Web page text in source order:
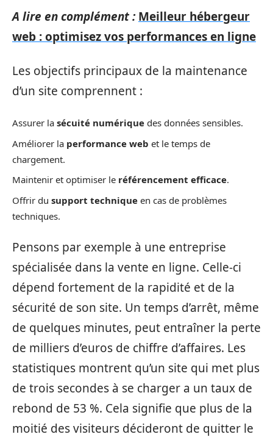
A lire en complément : Meilleur hébergeur
web : optimisez vos performances en ligne
Les objectifs principaux de la maintenance
d’un site comprennent :
Assurer la sécuité numérique des données sensibles.
Améliorer la performance web et le temps de
chargement.
Maintenir et optimiser le référencement efficace.
Offrir du support technique en cas de problèmes
techniques.
Pensons par exemple à une entreprise
spécialisée dans la vente en ligne. Celle-ci
dépend fortement de la rapidité et de la
sécurité de son site. Un temps d’arrêt, même
de quelques minutes, peut entraîner la perte
de milliers d’euros de chiffre d’affaires. Les
statistiques montrent qu’un site qui met plus
de trois secondes à se charger a un taux de
rebond de 53 %. Cela signifie que plus de la
moitié des visiteurs décideront de quitter le